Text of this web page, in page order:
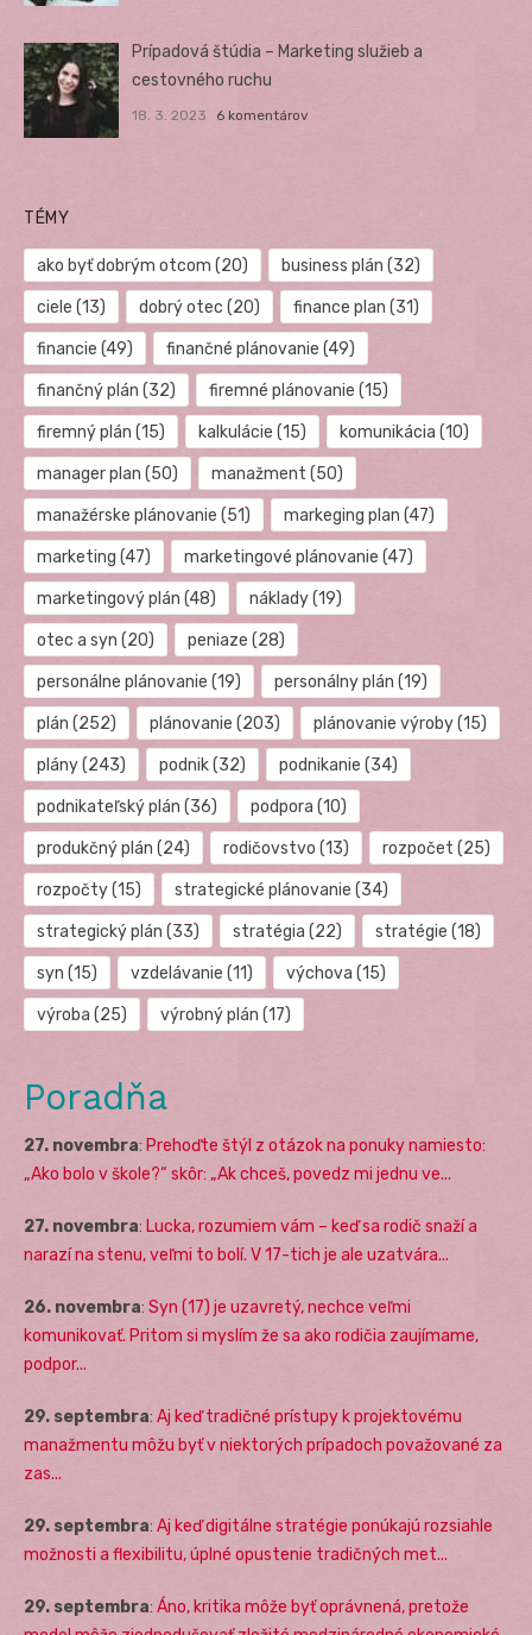
Prípadová štúdia – Marketing služieb a
cestovného ruchu
18. 3. 2023 6 komentárov
TÉMY
ako byť dobrým otcom (20) business plán (32)
ciele (13) dobrý otec (20) finance plan (31)
financie (49) finančné plánovanie (49)
finančný plán (32) firemné plánovanie (15)
firemný plán (15) kalkulácie (15) komunikácia (10)
manager plan (50) manažment (50)
manažérske plánovanie (51) markeging plan (47)
marketing (47) marketingové plánovanie (47)
marketingový plán (48) náklady(19)
otec a syn (20) peniaze (28)
personálne plánovanie (19) personálny plán (19)
plán (252) plánovanie (203) plánovanie výroby(15)
plány(243) podnik(32) podnikanie (34)
podnikateľský plán (36) podpora (10)
produkčný plán (24) rodičovstvo (13) rozpočet (25)
rozpočty(15) strategické plánovanie (34)
strategický plán (33) stratégia (22) stratégie (18)
syn (15) vzdelávanie (11) výchova (15)
výroba (25) výrobný plán (17)
Poradňa
27. novembra: Prehoďte štýl z otázok na ponuky namiesto:
„Ako bolo v škole?“ skôr: „Ak chceš, povedz mi jednu ve...
27. novembra: Lucka, rozumiem vám – keď sa rodič snaží a
narazí na stenu, veľmi to bolí. V 17-tich je ale uzatvára...
26. novembra: Syn (17) je uzavretý, nechce veľmi
komunikovať. Pritom si myslím že sa ako rodičia zaujímame,
podpor...
29. septembra: Aj keď tradičné prístupy k projektovému
manažmentu môžu byť v niektorých prípadoch považované za
zas...
29. septembra: Aj keď digitálne stratégie ponúkajú rozsiahle
možnosti a flexibilitu, úplné opustenie tradičných met...
29. septembra: Áno, kritika môže byť oprávnená, pretože